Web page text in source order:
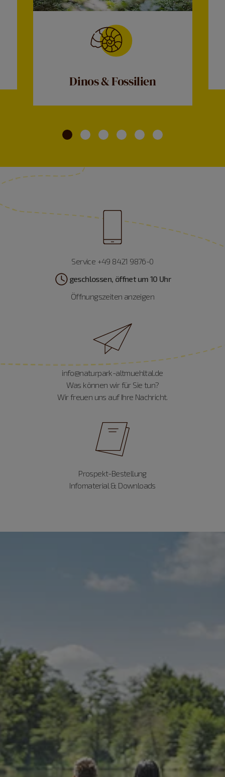
Dinos & Fossilien
Service +49 8421 9876-0
geschlossen, öffnet um 10 Uhr
Öffnungszeiten anzeigen
info@naturpark-altmuehltal.de
Was können wir für Sie tun?
Wir freuen uns auf Ihre Nachricht.
Prospekt-Bestellung
Infomaterial & Downloads